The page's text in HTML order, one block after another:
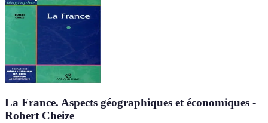
La France. Aspects géographiques et économiques -
Robert Cheize